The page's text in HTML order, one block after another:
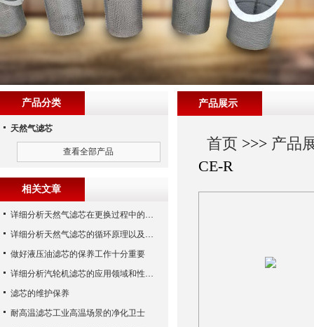
产品展示
首页 >>> 产品
CE-R
产品分类
天然气滤芯
查看全部产品
相关文章
详细分析天然气滤芯在更换过程中的注意事项
详细分析天然气滤芯的循环原理以及使用特性
做好液压油滤芯的保养工作十分重要
详细分析汽轮机滤芯的应用领域和性能特点
滤芯的维护保养
耐高温滤芯工业高温场景的净化卫士